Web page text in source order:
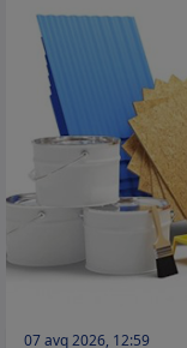
07 avq 2026, 12:59